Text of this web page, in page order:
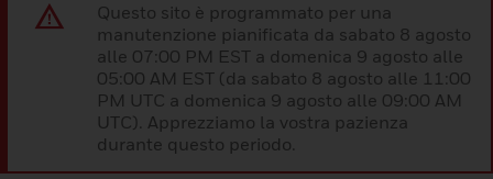
Questo sito è programmato per una
manutenzione pianificata da sabato 8 agosto
alle 07:00 PM EST a domenica 9 agosto alle
05:00 AM EST (da sabato 8 agosto alle 11:00
PM UTC a domenica 9 agosto alle 09:00 AM
UTC). Apprezziamo la vostra pazienza
durante questo periodo.